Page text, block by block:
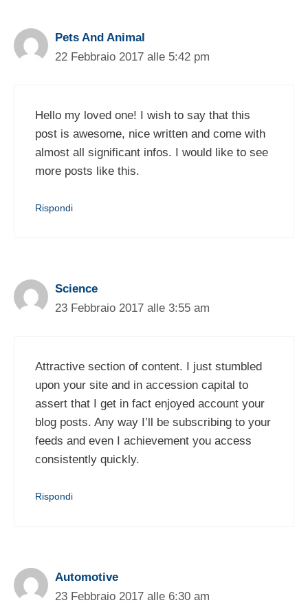
Pets And Animal
22 Febbraio 2017 alle 5:42 pm
Hello my loved one! I wish to say that this
post is awesome, nice written and come with
almost all significant infos. I would like to see
more posts like this.
Rispondi
Science
23 Febbraio 2017 alle 3:55 am
Attractive section of content. I just stumbled
upon your site and in accession capital to
assert that I get in fact enjoyed account your
blog posts. Any way I’ll be subscribing to your
feeds and even I achievement you access
consistently quickly.
Rispondi
Automotive
23 Febbraio 2017 alle 6:30 am